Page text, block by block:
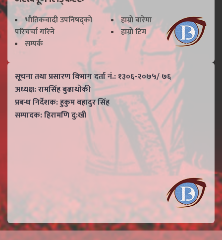
भाैतिकवादी उपनिषद्काे
परिचर्चा गरिने
हाम्राे बारेमा
हाम्राे टिम
सम्पर्क
सूचना तथा प्रसारण विभाग दर्ता नं.: १३०६-२०७५/ ७६
अध्यक्ष: रामसिंह बुढाथाेकी
प्रबन्ध निर्देशक: हुकुम बहादुर सिंह
सम्पादक: हिरामणि दु:खी